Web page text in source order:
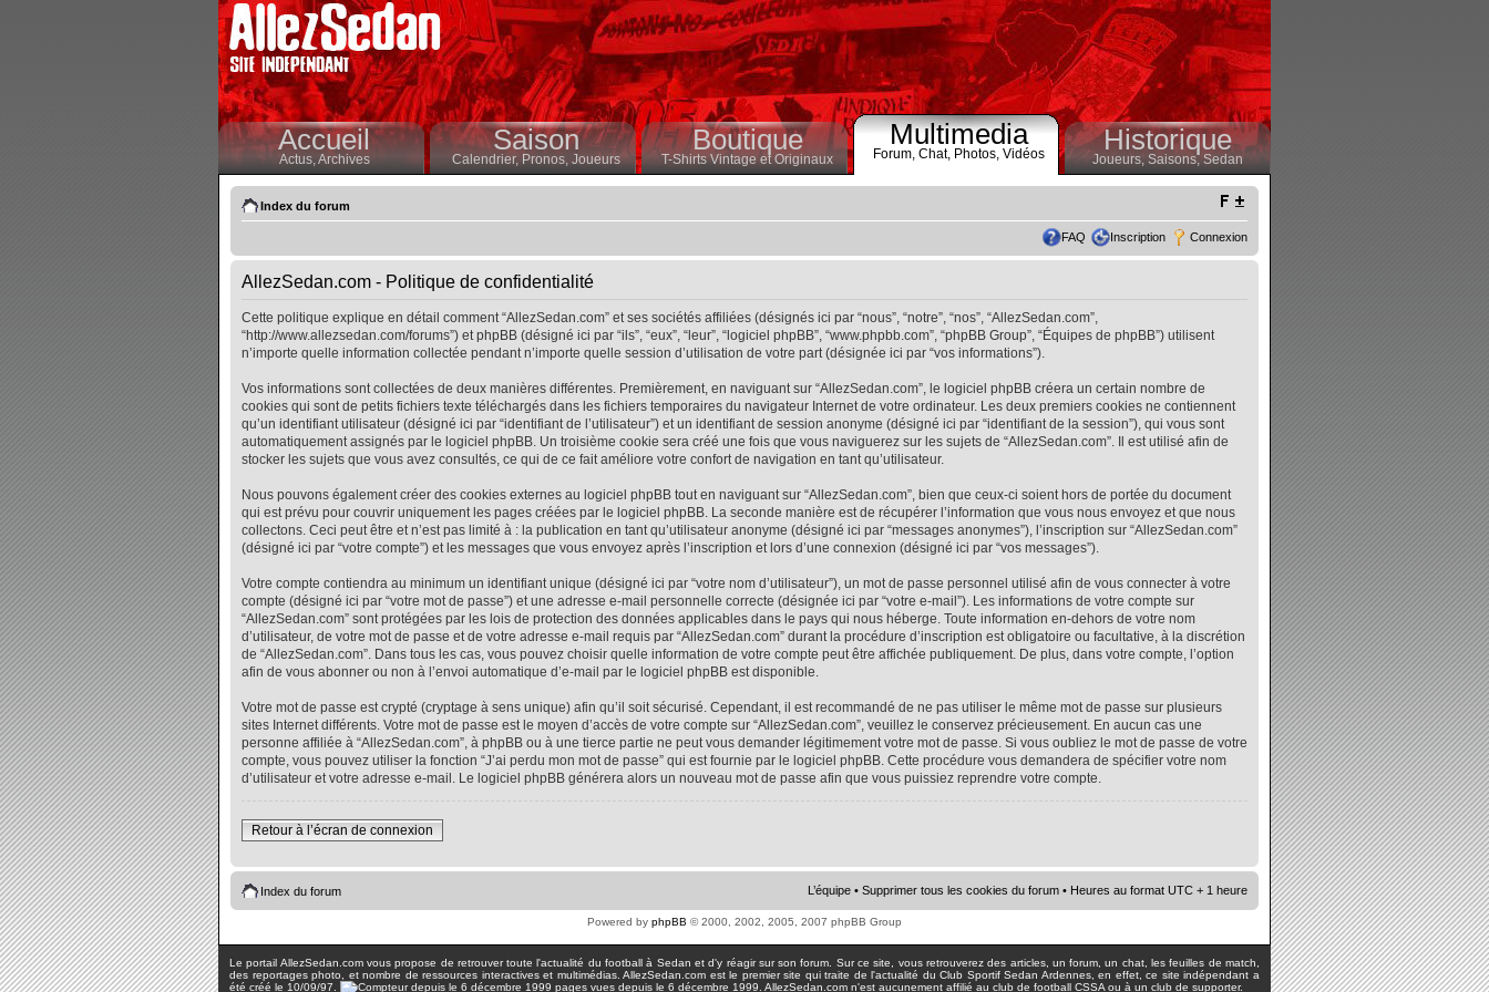
Accueil
Actus,Archives
Saison
Calendrier,Pronos, Joueurs
Boutique
T-Shirts Vintage et Originaux
Multimedia
Forum, Chat, Photos, Vidéos Historique
Joueurs, Saisons,Sedan
Index du forum
FAQ Inscription Connexion
AllezSedan.com - Politique de confidentialité
Cette politique explique en détail comment “AllezSedan.com” et ses sociétés affiliées (désignés ici par “nous”, “notre”, “nos”, “AllezSedan.com”,
“http://www.allezsedan.com/forums”) et phpBB (désigné ici par “ils”, “eux”, “leur”, “logiciel phpBB”, “www.phpbb.com”, “phpBB Group”, “Équipes de phpBB”) utilisent
n’importe quelle information collectée pendant n’importe quelle session d’utilisation de votre part (désignée ici par “vos informations”).
Vos informations sont collectées de deux manières différentes. Premièrement, en naviguant sur “AllezSedan.com”, le logiciel phpBB créera un certain nombre de
cookies qui sont de petits fichiers texte téléchargés dans les fichiers temporaires du navigateur Internet de votre ordinateur. Les deux premiers cookies ne contiennent
qu’un identifiant utilisateur (désigné ici par “identifiant de l’utilisateur”) et un identifiant de session anonyme (désigné ici par “identifiant de la session”), qui vous sont
automatiquement assignés par le logiciel phpBB. Un troisième cookie sera créé une fois que vous naviguerez sur les sujets de “AllezSedan.com”. Il est utilisé afin de
stocker les sujets que vous avez consultés, ce qui de ce fait améliore votre confort de navigation en tant qu’utilisateur.
Nous pouvons également créer des cookies externes au logiciel phpBB tout en naviguant sur “AllezSedan.com”, bien que ceux-ci soient hors de portée du document
qui est prévu pour couvrir uniquement les pages créées par le logiciel phpBB. La seconde manière est de récupérer l’information que vous nous envoyez et que nous
collectons. Ceci peut être et n’est pas limité à : la publication en tant qu’utilisateur anonyme (désigné ici par “messages anonymes”), l’inscription sur “AllezSedan.com”
(désigné ici par “votre compte”) et les messages que vous envoyez après l’inscription et lors d’une connexion (désigné ici par “vos messages”).
Votre compte contiendra au minimum un identifiant unique (désigné ici par “votre nom d’utilisateur”), un mot de passe personnel utilisé afin de vous connecter à votre
compte (désigné ici par “votre mot de passe”) et une adresse e-mail personnelle correcte (désignée ici par “votre e-mail”). Les informations de votre compte sur
“AllezSedan.com” sont protégées par les lois de protection des données applicables dans le pays qui nous héberge. Toute information en-dehors de votre nom
d’utilisateur, de votre mot de passe et de votre adresse e-mail requis par “AllezSedan.com” durant la procédure d’inscription est obligatoire ou facultative, à la discrétion
de “AllezSedan.com”. Dans tous les cas, vous pouvez choisir quelle information de votre compte peut être affichée publiquement. De plus, dans votre compte, l’option
afin de vous abonner ou non à l’envoi automatique d’e-mail par le logiciel phpBB est disponible.
Votre mot de passe est crypté (cryptage à sens unique) afin qu’il soit sécurisé. Cependant, il est recommandé de ne pas utiliser le même mot de passe sur plusieurs
sites Internet différents. Votre mot de passe est le moyen d’accès de votre compte sur “AllezSedan.com”, veuillez le conservez précieusement. En aucun cas une
personne affiliée à “AllezSedan.com”, à phpBB ou à une tierce partie ne peut vous demander légitimement votre mot de passe. Si vous oubliez le mot de passe de votre
compte, vous pouvez utiliser la fonction “J’ai perdu mon mot de passe” qui est fournie par le logiciel phpBB. Cette procédure vous demandera de spécifier votre nom
d’utilisateur et votre adresse e-mail. Le logiciel phpBB générera alors un nouveau mot de passe afin que vous puissiez reprendre votre compte.
Retour à l’écran de connexion
Index du forum L’équipe • Supprimer tous les cookies du forum • Heures au format UTC + 1 heure
Powered by phpBB © 2000, 2002, 2005, 2007 phpBB Group
Le portail AllezSedan.com vous propose de retrouver toute l'actualité du football à Sedan et d'y réagir sur son forum. Sur ce site, vous retrouverez des articles, un forum, un chat, les feuilles de match,
des reportages photo, et nombre de ressources interactives et multimédias. AllezSedan.com est le premier site qui traite de l'actualité du Club Sportif Sedan Ardennes, en effet, ce site indépendant a
été créé le 10/09/97.
pages vues depuis le 6 décembre 1999. AllezSedan.com n'est aucunement affilié au club de football CSSA ou à un club de supporter.